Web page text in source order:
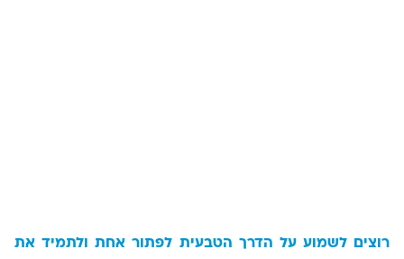
רוצים לשמוע על הדרך הטבעית לפתור אחת ולתמיד את